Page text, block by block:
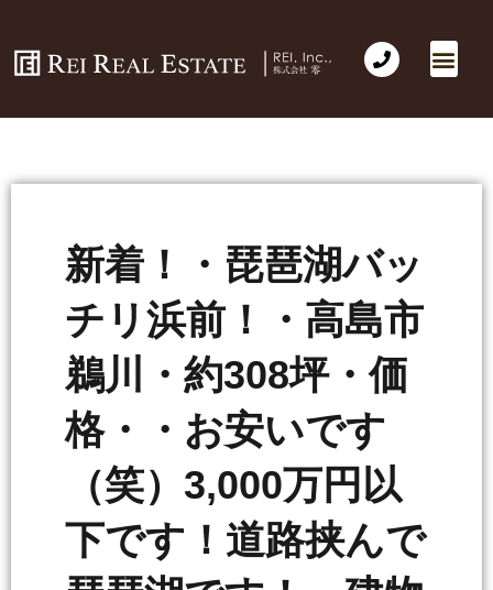
新着！・琵琶湖バッ
チリ浜前！・高島市
鵜川・約308坪・価
格・・お安いです
（笑）3,000万円以
下です！道路挟んで